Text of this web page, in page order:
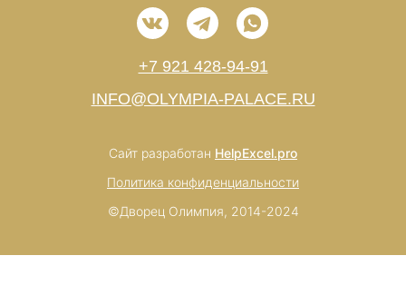
©Дворец Олимпия, 2014-2024
Сайт разработан HelpExcel.pro
Политика конфиденциальности
+7 921 428-94-91
INFO@OLYMPIA-PALACE.RU